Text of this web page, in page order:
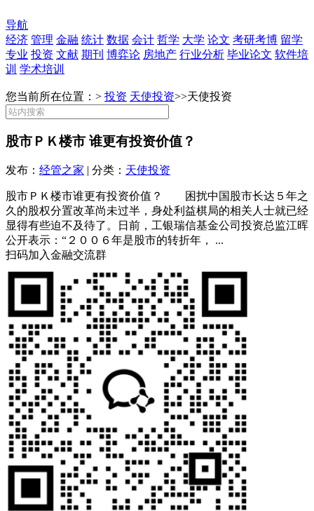
导航
经济 管理 金融 统计 数据 会计 哲学 大学 论文 考研考博 留学
专业 投资 文献 期刊 博弈论 房地产 行业分析 毕业论文 软件培
训 学术培训
您当前所在位置：> 投资 天使投资>>天使投资
股市ＰＫ楼市 谁更有投资价值？
发布： 经管之家 | 分类： 天使投资
股市ＰＫ楼市谁更有投资价值？ 困扰中国股市长达５年之
久的股权分置改革尚未过半，身处利益棋局的相关人士就已经
显得有些迫不及待了。日前，工银瑞信基金公司投资总监江晖
公开表示：“２００６年是股市的转折年， ...
扫码加入金融交流群